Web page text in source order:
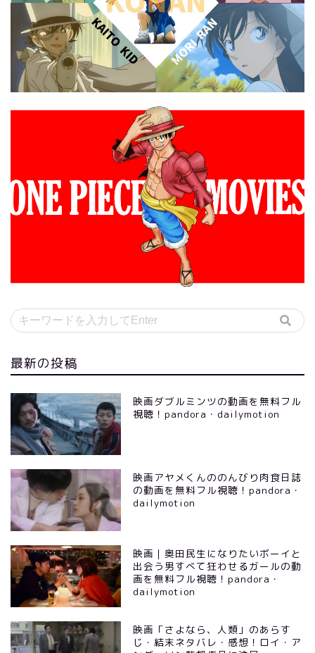
最新の投稿
映画ダブルミンツの動画を無料フル
視聴！pandora・dailymotion
映画アヤメくんののんびり肉食日誌
の動画を無料フル視聴！pandora・
dailymotion
映画｜奥田民生になりたいボーイと
出会う男すべて狂わせるガールの動
画を無料フル視聴！pandora・
dailymotion
映画「さよなら、人類」のあらす
じ・結末ネタバレ・感想！ロイ・ア